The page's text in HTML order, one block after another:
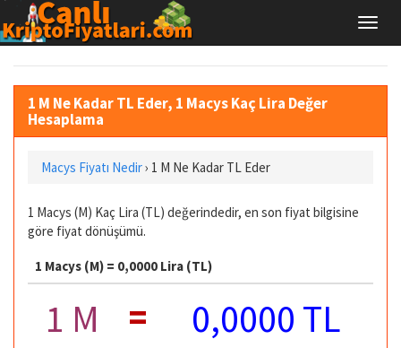
1 M Ne Kadar TL Eder, 1 Macys Kaç Lira Değer
Hesaplama
Macys Fiyatı Nedir› 1 M Ne Kadar TL Eder
1 Macys (M) Kaç Lira (TL) değerindedir, en son fiyat bilgisine
göre fiyat dönüşümü.
1 Macys (M) = 0,0000 Lira (TL)
1 M = 0,0000 TL